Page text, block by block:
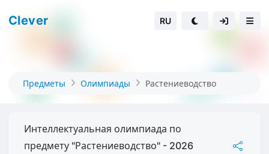
Clever RU
Предметы Олимпиады Растениеводство
Интеллектуальная олимпиада по
предмету "Растениеводство" - 2026